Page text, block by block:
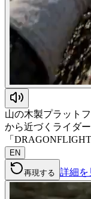
山の木製プラット
から近づくライダ
「
EN
再現する 詳細を